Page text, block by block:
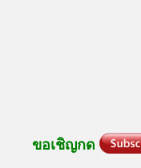
ขอเชิญกด